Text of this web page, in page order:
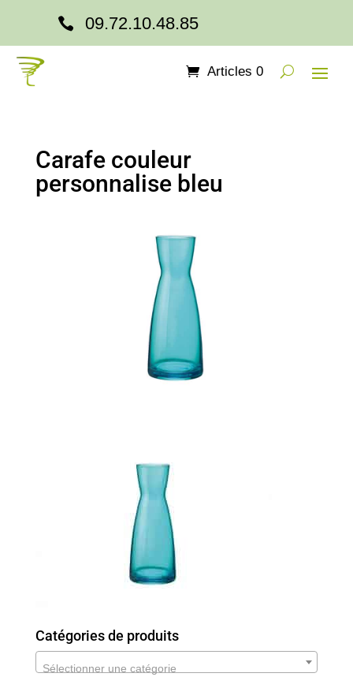
 09.72.10.48.85
Articles 0
Carafe couleur
personnalise bleu
Catégories de produits
Sélectionner une catégorie